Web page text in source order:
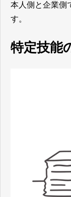
本人側と企業側
す。
特定技能